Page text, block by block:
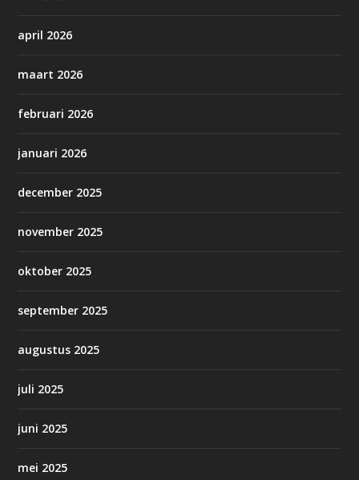
april 2026
maart 2026
februari 2026
januari 2026
december 2025
november 2025
oktober 2025
september 2025
augustus 2025
juli 2025
juni 2025
mei 2025